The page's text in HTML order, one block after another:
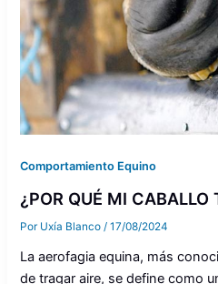
Comportamiento Equino
¿POR QUÉ MI CABALLO
Por Uxía Blanco/17/08/2024
La aerofagia equina, más
de tragar aire, se define como